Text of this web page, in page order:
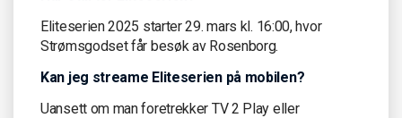
Eliteserien 2025 starter 29. mars kl. 16:00, hvor
Strømsgodset får besøk av Rosenborg.
Kan jeg streame Eliteserien på mobilen?
Uansett om man foretrekker TV 2 Play eller